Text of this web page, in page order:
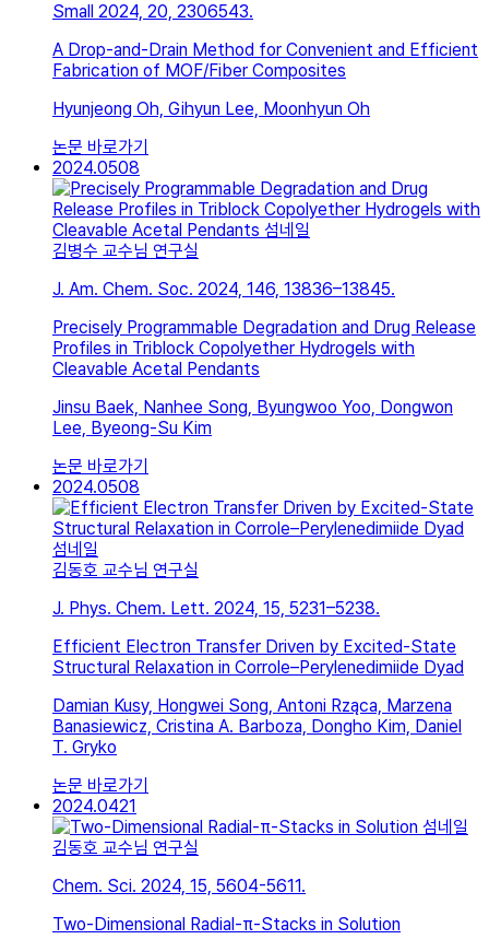
Small 2024, 20, 2306543.
A Drop-and-Drain Method for Convenient and Efficient
Fabrication of MOF/Fiber Composites
Hyunjeong Oh, Gihyun Lee, Moonhyun Oh
논문 바로가기
2024.0508
김병수 교수님 연구실
J. Am. Chem. Soc. 2024, 146, 13836–13845.
Precisely Programmable Degradation and Drug Release
Profiles in Triblock Copolyether Hydrogels with
Cleavable Acetal Pendants
Jinsu Baek, Nanhee Song, Byungwoo Yoo, Dongwon
Lee, Byeong-Su Kim
논문 바로가기
2024.0508
김동호 교수님 연구실
J. Phys. Chem. Lett. 2024, 15, 5231–5238.
Efficient Electron Transfer Driven by Excited-State
Structural Relaxation in Corrole–Perylenedimiide Dyad
Damian Kusy, Hongwei Song, Antoni Rząca, Marzena
Banasiewicz, Cristina A. Barboza, Dongho Kim, Daniel
T. Gryko
논문 바로가기
2024.0421
김동호 교수님 연구실
Chem. Sci. 2024, 15, 5604-5611.
Two-Dimensional Radial-π-Stacks in Solution